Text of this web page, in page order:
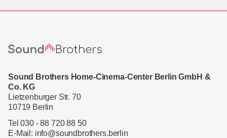
Sound Brothers Home-Cinema-Center Berlin GmbH &
Co. KG
Lietzenburger Str. 70
10719 Berlin
Tel 030 - 88 720 88 50
E-Mail: info@soundbrothers.berlin